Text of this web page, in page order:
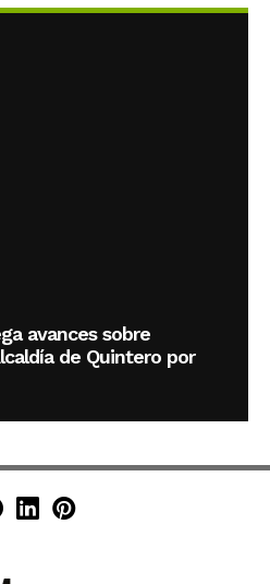
avances sobre
de Quintero por
Instagram
en X (Twitter)
en TikTok
Canal de Minuto30 en
Minuto30 en LinkedIn
Minuto30 en